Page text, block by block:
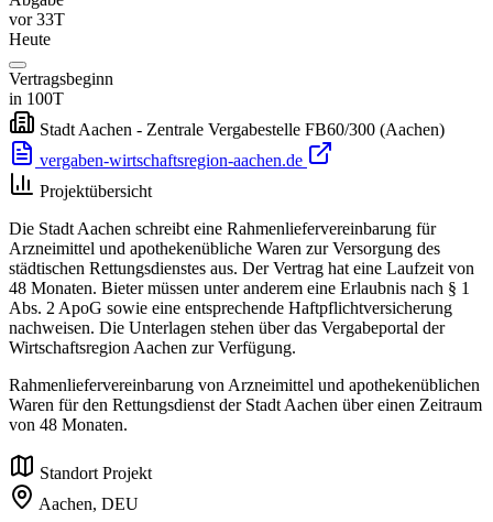
vor 33T
Heute
Vertragsbeginn
in 100T
Stadt Aachen - Zentrale Vergabestelle FB60/300 (Aachen)
vergaben-wirtschaftsregion-aachen.de
Projektübersicht
Die Stadt Aachen schreibt eine Rahmenliefervereinbarung für
Arzneimittel und apothekenübliche Waren zur Versorgung des
städtischen Rettungsdienstes aus. Der Vertrag hat eine Laufzeit von
48 Monaten. Bieter müssen unter anderem eine Erlaubnis nach § 1
Abs. 2 ApoG sowie eine entsprechende Haftpflichtversicherung
nachweisen. Die Unterlagen stehen über das Vergabeportal der
Wirtschaftsregion Aachen zur Verfügung.
Rahmenliefervereinbarung von Arzneimittel und apothekenüblichen
Waren für den Rettungsdienst der Stadt Aachen über einen Zeitraum
von 48 Monaten.
Standort Projekt
Aachen, DEU